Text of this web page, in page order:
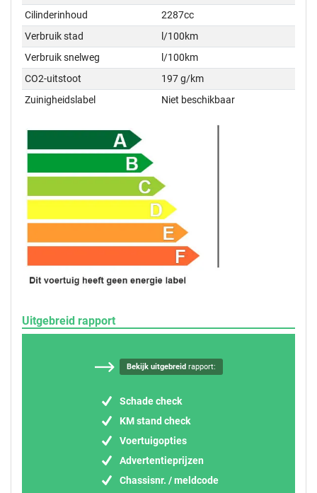
Cilinderinhoud
2287cc
Verbruik stad
l/100km
Verbruik snelweg
l/100km
CO2-uitstoot
197 g/km
Zuinigheidslabel
Niet beschikbaar
Uitgebreid rapport
Bekijk uitgebreidrapport:
Schade check
KM stand check
Voertuigopties
Advertentieprijzen
Chassisnr. / meldcode